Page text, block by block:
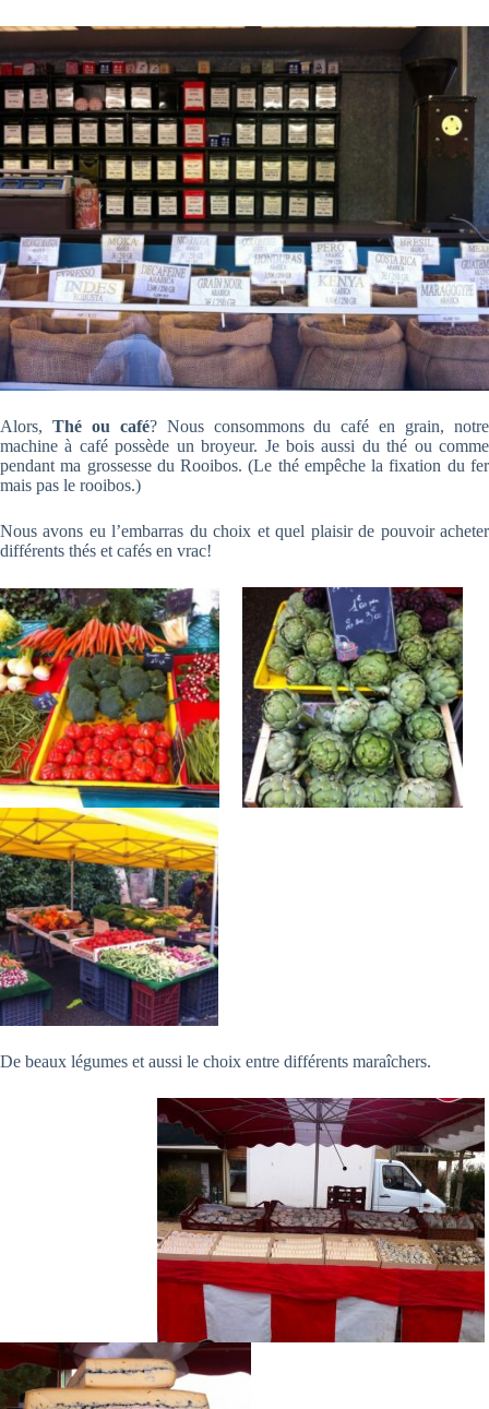
Alors, Thé ou café? Nous consommons du café en grain, notre
machine à café possède un broyeur. Je bois aussi du thé ou comme
pendant ma grossesse du Rooibos. (Le thé empêche la fixation du fer
mais pas le rooibos.)
Nous avons eu l’embarras du choix et quel plaisir de pouvoir acheter
différents thés et cafés en vrac!
De beaux légumes et aussi le choix entre différents maraîchers.